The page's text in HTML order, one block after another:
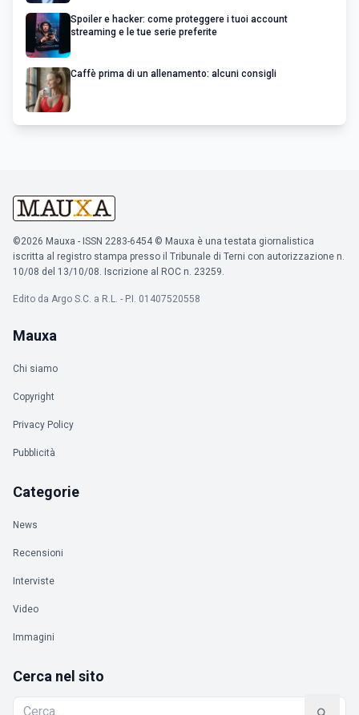
Spoiler e hacker: come proteggere i tuoi account
streaming e le tue serie preferite
Caffè prima di un allenamento: alcuni consigli
©2026 Mauxa - ISSN 2283-6454 © Mauxa è una testata giornalistica
iscritta al registro stampa presso il Tribunale di Terni con autorizzazione n.
10/08 del 13/10/08. Iscrizione al ROC n. 23259.
Edito da Argo S.C. a R.L. - P.I. 01407520558
Mauxa
Chi siamo
Copyright
Privacy Policy
Pubblicità
Categorie
News
Recensioni
Interviste
Video
Immagini
Cerca nel sito